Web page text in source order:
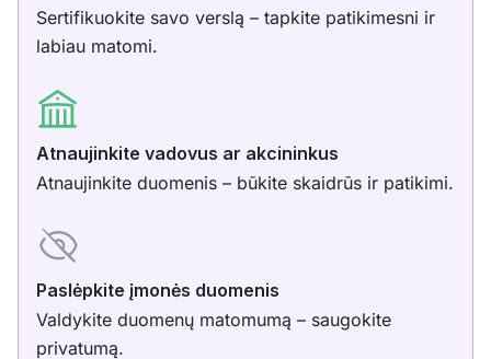
Sertifikuokite savo verslą – tapkite patikimesni ir
labiau matomi.
Atnaujinkite vadovus ar akcininkus
Atnaujinkite duomenis – būkite skaidrūs ir patikimi.
Paslėpkite įmonės duomenis
Valdykite duomenų matomumą – saugokite
privatumą.